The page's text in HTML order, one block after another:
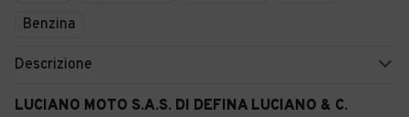
Benzina
Descrizione
LUCIANO MOTO S.A.S. DI DEFINA LUCIANO & C.